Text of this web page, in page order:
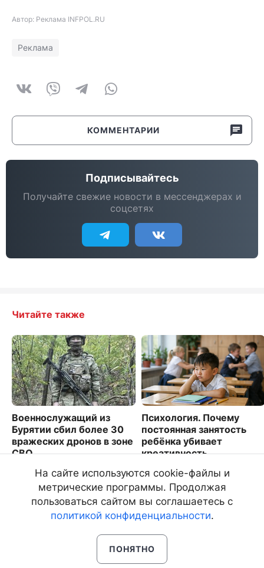
Автор: Реклама INFPOL.RU
Реклама
КОММЕНТАРИИ
Подписывайтесь
Получайте свежие новости в мессенджерах и
соцсетях
Читайте также
Военнослужащий из
Бурятии сбил более 30
вражеских дронов в зоне
СВО
3880
Психология. Почему
постоянная занятость
ребёнка убивает
креативность
3409
На сайте используются cookie-файлы и
метрические программы. Продолжая
пользоваться сайтом вы соглашаетесь с
политикой конфиденциальности.
ПОНЯТНО